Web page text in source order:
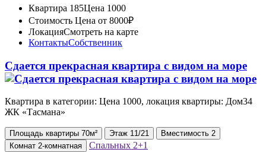
Квартира 185Цена 1000
Стоимость Цена от 8000₽
ЛокацияСмотреть на карте
КонтактыСобственник
Сдается прекрасная квартира с видом на море
Квартира в категории: Цена 1000, локация квартиры: Дом34
ЖК «Тасмана»
Площадь квартиры 70м² Этаж 11/21 Вместимость 2
Комнат 2-комнатная Спальных 2+1